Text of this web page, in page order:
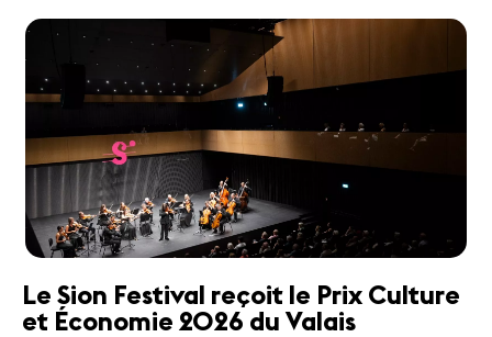
Le Sion Festival reçoit le Prix Culture
et Économie 2026 du Valais